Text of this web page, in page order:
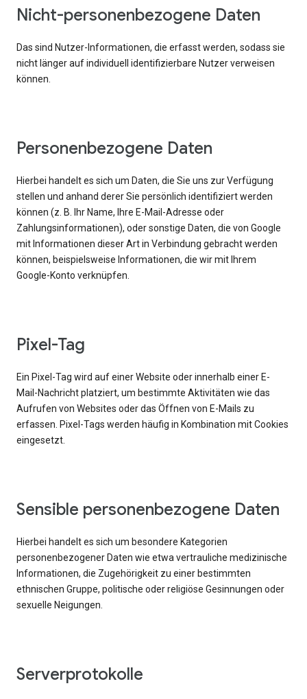
Nicht-personenbezogene Daten
Das sind Nutzer-Informationen, die erfasst werden, sodass sie
nicht länger auf individuell identifizierbare Nutzer verweisen
können.
Personenbezogene Daten
Hierbei handelt es sich um Daten, die Sie uns zur Verfügung
stellen und anhand derer Sie persönlich identifiziert werden
können (z. B. Ihr Name, Ihre E-Mail-Adresse oder
Zahlungsinformationen), oder sonstige Daten, die von Google
mit Informationen dieser Art in Verbindung gebracht werden
können, beispielsweise Informationen, die wir mit Ihrem
Google-Konto verknüpfen.
Pixel-Tag
Ein Pixel-Tag wird auf einer Website oder innerhalb einer E-
Mail-Nachricht platziert, um bestimmte Aktivitäten wie das
Aufrufen von Websites oder das Öffnen von E-Mails zu
erfassen. Pixel-Tags werden häufig in Kombination mit Cookies
eingesetzt.
Sensible personenbezogene Daten
Hierbei handelt es sich um besondere Kategorien
personenbezogener Daten wie etwa vertrauliche medizinische
Informationen, die Zugehörigkeit zu einer bestimmten
ethnischen Gruppe, politische oder religiöse Gesinnungen oder
sexuelle Neigungen.
Serverprotokolle